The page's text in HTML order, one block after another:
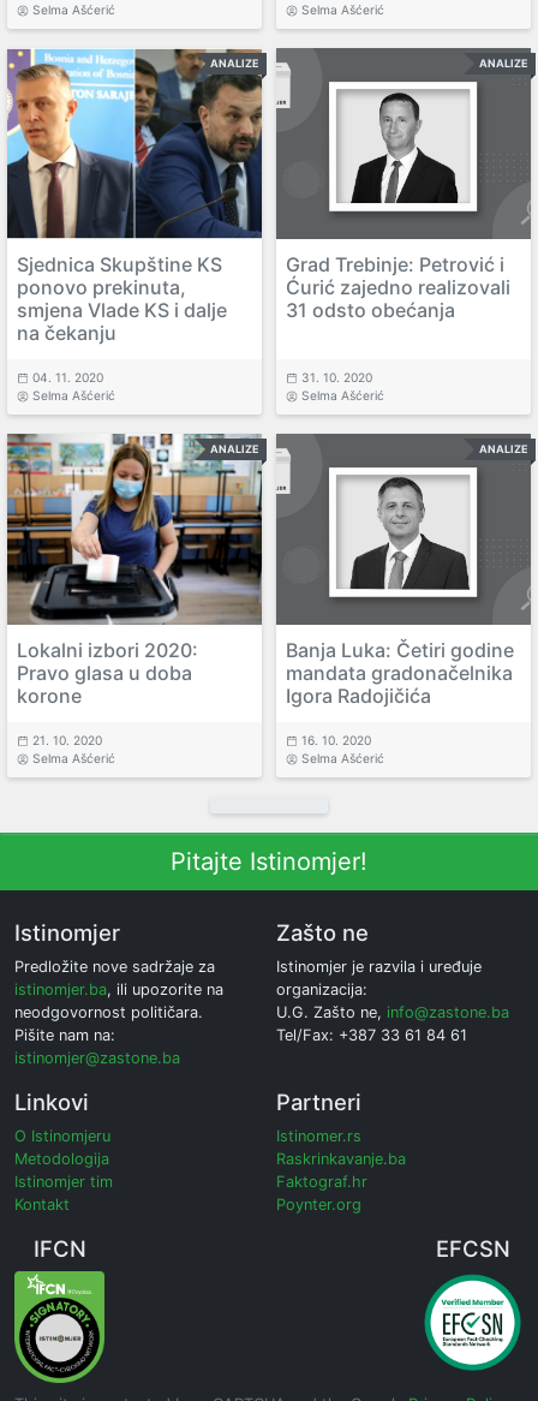
Selma Ašćerić
Selma Ašćerić
ANALIZE
Sjednica Skupštine KS
ponovo prekinuta,
smjena Vlade KS i dalje
na čekanju
04. 11. 2020
Selma Ašćerić
ANALIZE
Grad Trebinje: Petrović i
Ćurić zajedno realizovali
31 odsto obećanja
31. 10. 2020
Selma Ašćerić
ANALIZE
Lokalni izbori 2020:
Pravo glasa u doba
korone
21. 10. 2020
Selma Ašćerić
ANALIZE
Banja Luka: Četiri godine
mandata gradonačelnika
Igora Radojičića
16. 10. 2020
Selma Ašćerić
Pitajte Istinomjer!
Istinomjer
Predložite nove sadržaje za
istinomjer.ba, ili upozorite na
neodgovornost političara.
Pišite nam na:
istinomjer@zastone.ba
Zašto ne
Istinomjer je razvila i uređuje
organizacija:
U.G. Zašto ne, info@zastone.ba
Tel/Fax: +387 33 61 84 61
Linkovi
O Istinomjeru
Metodologija
Istinomjer tim
Kontakt
Partneri
Istinomer.rs
Raskrinkavanje.ba
Faktograf.hr
Poynter.org
IFCN EFCSN